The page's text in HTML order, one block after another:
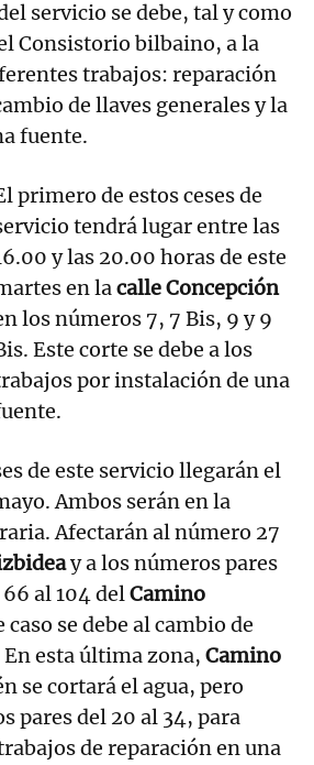
servicio se debe, tal y como
Consistorio bilbaino, a la
trabajos: reparación
de llaves generales y la
fuente.
primero de estos ceses de
tendrá lugar entre las
y las 20.00 horas de este
en lacalle Concepción
los números 7, 7 Bis, 9 y 9
Este corte se debe a los
por instalación de una
de este servicio llegarán el
Ambos serán en la
Afectarán al número 27
y a los números pares
al 104 delCamino
caso se debe al cambio de
esta última zona, Camino
se cortará el agua, pero
pares del 20 al 34, para
de reparación en una